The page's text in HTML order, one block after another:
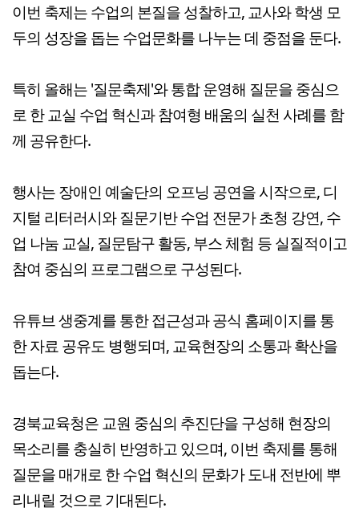
이번 축제는 수업의 본질을 성찰하고, 교사와 학생 모
두의 성장을 돕는 수업문화를 나누는 데 중점을 둔다.
특히 올해는 '질문축제'와 통합 운영해 질문을 중심으
로 한 교실 수업 혁신과 참여형 배움의 실천 사례를 함
께 공유한다.
행사는 장애인 예술단의 오프닝 공연을 시작으로, 디
지털 리터러시와 질문기반 수업 전문가 초청 강연, 수
업 나눔 교실, 질문탐구 활동, 부스 체험 등 실질적이고
참여 중심의 프로그램으로 구성된다.
유튜브 생중계를 통한 접근성과 공식 홈페이지를 통
한 자료 공유도 병행되며, 교육현장의 소통과 확산을
돕는다.
경북교육청은 교원 중심의 추진단을 구성해 현장의
목소리를 충실히 반영하고 있으며, 이번 축제를 통해
질문을 매개로 한 수업 혁신의 문화가 도내 전반에 뿌
리내릴 것으로 기대된다.